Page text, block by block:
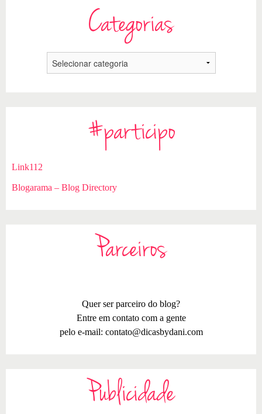
Categorias
#participo
Link112
Blogarama – Blog Directory
Parceiros
Quer ser parceiro do blog?
Entre em contato com a gente
pelo e-mail: contato@dicasbydani.com
Publicidade